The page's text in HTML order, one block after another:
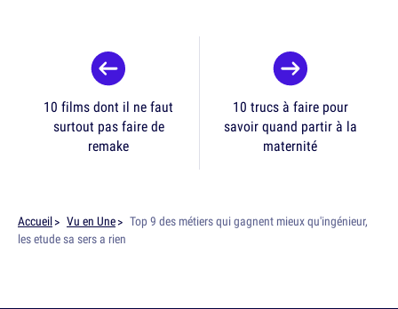
10 films dont il ne faut
surtout pas faire de
remake
10 trucs à faire pour
savoir quand partir à la
maternité
Accueil Vu en Une
Top 9 des métiers qui gagnent mieux qu'ingénieur,
les etude sa sers a rien